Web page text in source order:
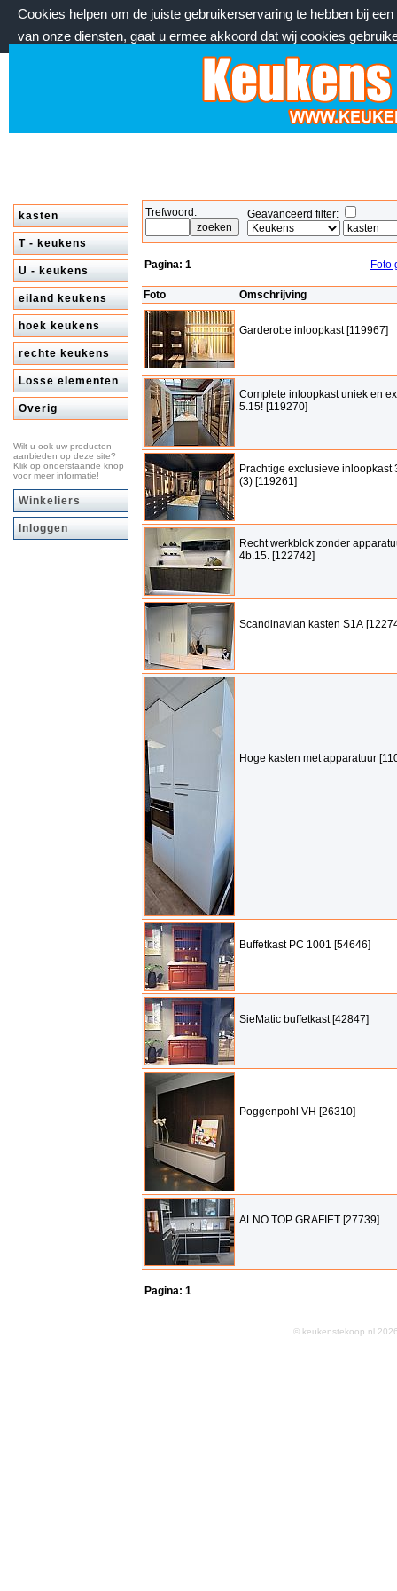
Cookies helpen om de juiste gebruikerservaring te hebben bij
van onze diensten, gaat u ermee akkoord dat wij cookies
kasten
T - keukens
U - keukens
eiland keukens
hoek keukens
rechte keukens
Losse elementen
Overig
Wilt u ook uw producten
aanbieden op deze site?
Klik op onderstaande knop
voor meer informatie!
Winkeliers
Inloggen
Trefwoord: Geavanceerd filter:
Pagina: 1 Foto
Foto Omschrijving
Garderobe inloopkast [119967]
Complete inloopkast uniek en
5.15! [119270]
Prachtige exclusieve inloopkast
(3) [119261]
Recht werkblok zonder
4b.15. [122742]
Scandinavian kasten S1A
Hoge kasten met apparatuur
Buffetkast PC 1001 [54646]
SieMatic buffetkast [42847]
Poggenpohl VH [26310]
ALNO TOP GRAFIET [27739]
Pagina: 1
© keukenstekoop.nl